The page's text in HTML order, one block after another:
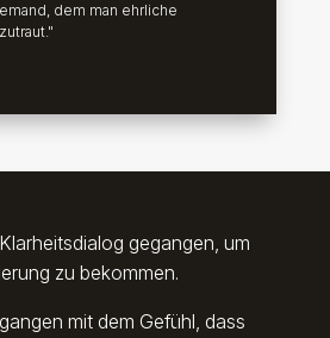
dem man ehrliche
gegangen, um
zu bekommen.
mit dem Gefühl, dass